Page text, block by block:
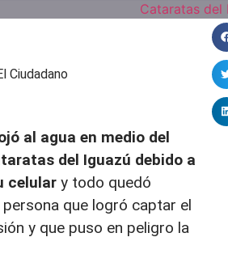
Ciudadano
al agua en medio del
del Iguazú debido a
celular y todo quedó
que logró captar el
y que puso en peligro la